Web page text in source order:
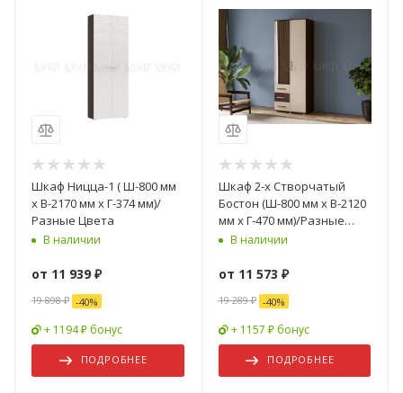
Шкаф Ницца-1 ( Ш-800 мм
x В-2170 мм x Г-374 мм)/
Разные Цвета
В наличии
от 11 939 ₽
19 898 ₽ -40%
+ 1194 ₽ бонус
ПОДРОБНЕЕ
Шкаф 2-х Створчатый
Бостон (Ш-800 мм x В-2120
мм x Г-470 мм)/Разные
Цвета
В наличии
от 11 573 ₽
19 289 ₽ -40%
+ 1157 ₽ бонус
ПОДРОБНЕЕ